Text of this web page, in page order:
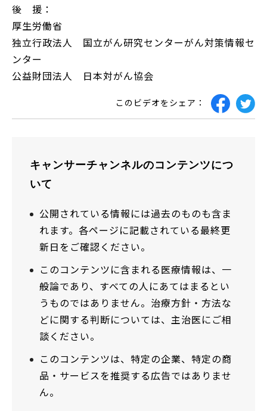
後 援：
厚生労働省
独立行政法人 国立がん研究センターがん対策情報セ
ンター
公益財団法人 日本対がん協会
このビデオをシェア：
キャンサーチャンネルのコンテンツにつ
いて
公開されている情報には過去のものも含ま
れます。各ページに記載されている最終更
新日をご確認ください。
このコンテンツに含まれる医療情報は、一
般論であり、すべての人にあてはまるとい
うものではありません。治療方針・方法な
どに関する判断については、主治医にご相
談ください。
このコンテンツは、特定の企業、特定の商
品・サービスを推奨する広告ではありませ
ん。